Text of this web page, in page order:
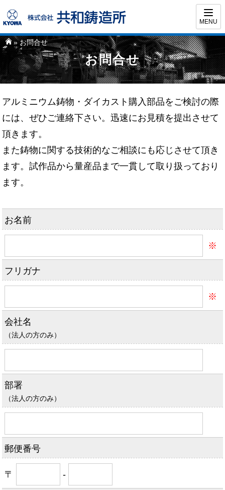
MENU
お問合せ
» お問合せ
アルミニウム鋳物・ダイカスト購入部品をご検討の際
には、ぜひご連絡下さい。迅速にお見積を提出させて
頂きます。
また鋳物に関する技術的なご相談にも応じさせて頂き
ます。試作品から量産品まで一貫して取り扱っており
ます。
お名前
※
フリガナ
※
会社名
（法人の方のみ）
部署
（法人の方のみ）
郵便番号
〒 -